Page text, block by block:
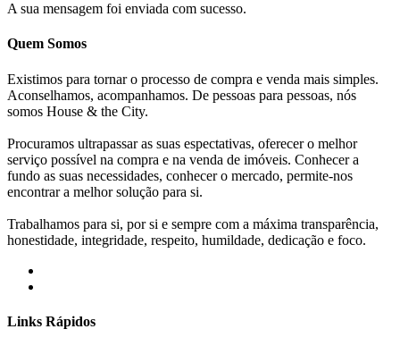
A sua mensagem foi enviada com sucesso.
Quem Somos
Existimos para tornar o processo de compra e venda mais simples.
Aconselhamos, acompanhamos. De pessoas para pessoas, nós
somos House & the City.
Procuramos ultrapassar as suas espectativas, oferecer o melhor
serviço possível na compra e na venda de imóveis. Conhecer a
fundo as suas necessidades, conhecer o mercado, permite-nos
encontrar a melhor solução para si.
Trabalhamos para si, por si e sempre com a máxima transparência,
honestidade, integridade, respeito, humildade, dedicação e foco.
Links Rápidos